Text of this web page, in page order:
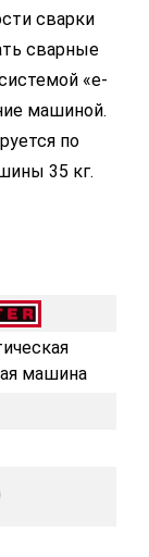
сварки
сварные
«e-
машиной.
по
35 кг.
машина